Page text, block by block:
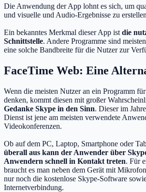
Die Anwendung der App lohnt es sich, um
und visuelle und Audio-Ergebnisse zu
Ein bekanntes Merkmal dieser App ist die
Schnittstelle. Andere Programme sind
eine solche Bandbreite für die Nutzer zur
FaceTime Web: Eine
Wenn die meisten Nutzer an ein Programm
denken, kommt diesen mit großer
Gedanke Skype in den Sinn. Dieser im
Dienst ist jene am meisten verwendete
Videokonferenzen.
Ob auf dem PC, Laptop, Smartphone oder
überall aus kann der Anwender über
Anwendern schnell in Kontakt treten. Für
braucht es man neben dem Gerät mit
nur noch die kostenlose Skype-Software
Internetverbindung.